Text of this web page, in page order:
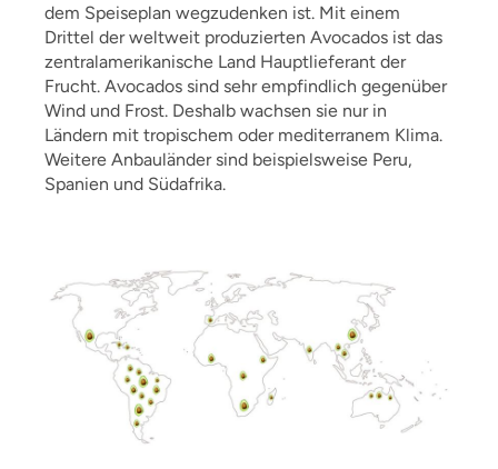
dem Speiseplan wegzudenken ist. Mit einem
Drittel der weltweit produzierten Avocados ist das
zentralamerikanische Land Hauptlieferant der
Frucht. Avocados sind sehr empfindlich gegenüber
Wind und Frost. Deshalb wachsen sie nur in
Ländern mit tropischem oder mediterranem Klima.
Weitere Anbauländer sind beispielsweise Peru,
Spanien und Südafrika.